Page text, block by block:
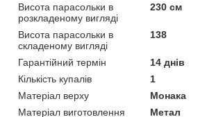
Висота парасольки в
розкладеному вигляді
230 см
Висота парасольки в
складеному вигляді
138
Гарантійний термін
14 днів
Кількість купалів
1
Матеріал верху
Монака
Матеріал виготовлення
Метал